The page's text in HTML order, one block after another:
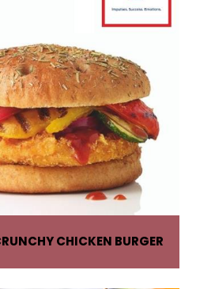
CHICKEN BURGER